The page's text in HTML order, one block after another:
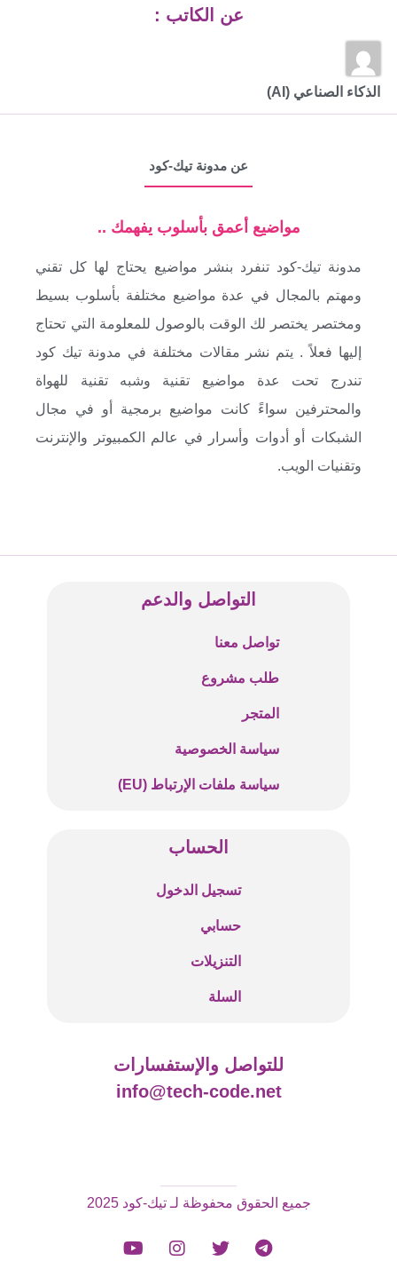
عن الكاتب :
الذكاء الصناعي (AI)
عن مدونة تيك-كود
مواضيع أعمق بأسلوب يفهمك ..
مدونة تيك-كود تنفرد بنشر مواضيع يحتاج لها كل تقني
ومهتم بالمجال في عدة مواضيع مختلفة بأسلوب بسيط
ومختصر يختصر لك الوقت بالوصول للمعلومة التي تحتاج
إليها فعلاً . يتم نشر مقالات مختلفة في مدونة تيك كود
تندرج تحت عدة مواضيع تقنية وشبه تقنية للهواة
والمحترفين سواءً كانت مواضيع برمجية أو في مجال
الشبكات أو أدوات وأسرار في عالم الكمبيوتر والإنترنت
وتقنيات الويب.
التواصل والدعم
تواصل معنا
طلب مشروع
المتجر
سياسة الخصوصية
سياسة ملفات الإرتباط (EU)
الحساب
تسجيل الدخول
حسابي
التنزيلات
السلة
للتواصل والإستفسارات
info@tech-code.net
جميع الحقوق محفوظة لـ تيك-كود 2025